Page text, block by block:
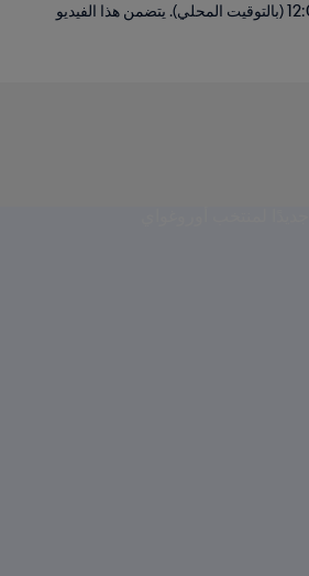
شاهد ملخص مباراة كوت ديفوار والنرويج التي جرت في دالاس ستيديوم، يوم الثلاثاء 30 يونيو، عند الساعة 12:00 (بالتوقيت المحلي). يتضمن هذا الفيديو